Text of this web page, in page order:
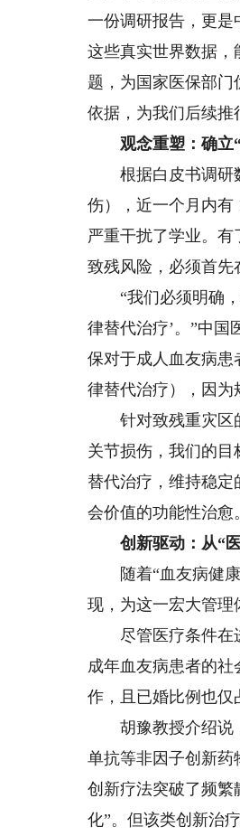
一份调研报告，更是
这些真实世界数据，
题，为国家医保部
依据，为我们后续推
观念重塑：确立“
根据白皮书调研数
伤），近一个月内有
严重干扰了学业。
致残风险，必须首先
“我们必须明确，
律替代治疗’。”中
保对于成人血友病患
律替代治疗），因为
针对致残重灾区的
关节损伤，我们的目
替代治疗，维持稳
会价值的功能性治愈
创新驱动：从“医
随着“血友病健康
现，为这一宏大管理
尽管医疗条件在进
成年血友病患者的社
作，且已婚比例也仅
胡豫教授介绍说，
单抗等非因子创新药
创新疗法突破了频繁
化”。但该类创新治